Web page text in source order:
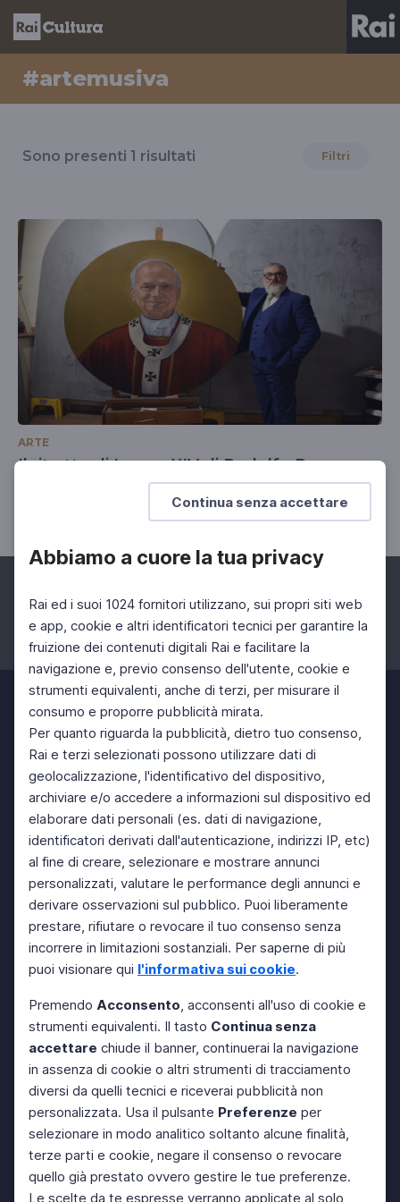
Continua senza accettare
Abbiamo a cuore la tua privacy
Rai ed i suoi 1024 fornitori utilizzano, sui propri siti web
e app, cookie e altri identificatori tecnici per garantire la
fruizione dei contenuti digitali Rai e facilitare la
navigazione e, previo consenso dell'utente, cookie e
strumenti equivalenti, anche di terzi, per misurare il
consumo e proporre pubblicità mirata.
Per quanto riguarda la pubblicità, dietro tuo consenso,
Rai e terzi selezionati possono utilizzare dati di
geolocalizzazione, l'identificativo del dispositivo,
archiviare e/o accedere a informazioni sul dispositivo ed
elaborare dati personali (es. dati di navigazione,
identificatori derivati dall'autenticazione, indirizzi IP, etc)
al fine di creare, selezionare e mostrare annunci
personalizzati, valutare le performance degli annunci e
derivare osservazioni sul pubblico. Puoi liberamente
prestare, rifiutare o revocare il tuo consenso senza
incorrere in limitazioni sostanziali. Per saperne di più
puoi visionare qui l'informativa sui cookie.
Premendo Acconsento, acconsenti all'uso di cookie e
strumenti equivalenti. Il tasto Continua senza
accettare chiude il banner, continuerai la navigazione
in assenza di cookie o altri strumenti di tracciamento
diversi da quelli tecnici e riceverai pubblicità non
personalizzata. Usa il pulsante Preferenze per
selezionare in modo analitico soltanto alcune finalità,
terze parti e cookie, negare il consenso o revocare
quello già prestato ovvero gestire le tue preferenze.
Le scelte da te espresse verranno applicate al solo
#artemusiva
il
#artemusiva
Sono presenti 1 risultati Filtri
ARTE
Il ritratto di Leone XIV di Rodolfo Papa
Una tradizione che accompagna la storia del papato
Facebook Instagram Twitter